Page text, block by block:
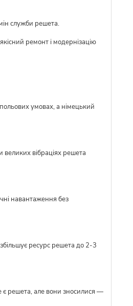
служби решета.
ремонт і модернізацію
польових умовах, а німецький
вібраціях решета
навантаження без
ресурс решета до 2-3
є решета, але вони зносилися —